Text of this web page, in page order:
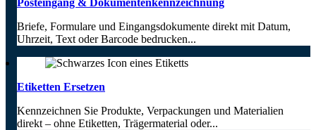
Briefe, Formulare und Eingangsdokumente direkt mit Datum,
Uhrzeit, Text oder Barcode bedrucken...
Etiketten Ersetzen
Kennzeichnen Sie Produkte, Verpackungen und Materialien
direkt – ohne Etiketten, Trägermaterial oder...